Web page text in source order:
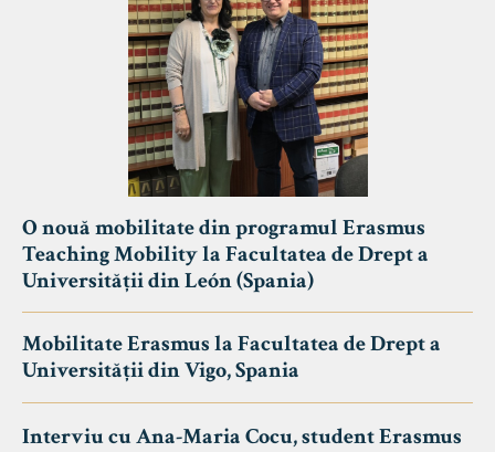
O nouă mobilitate din programul Erasmus
Teaching Mobility la Facultatea de Drept a
Universității din León (Spania)
Mobilitate Erasmus la Facultatea de Drept a
Universității din Vigo, Spania
Interviu cu Ana-Maria Cocu, student Erasmus